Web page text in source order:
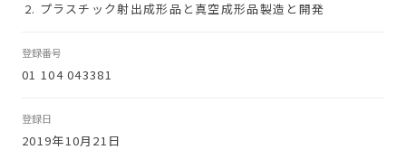
プラスチック射出成形品と真空成形品製造と開発
登録番号
01 104 043381
登録日
2019年10月21日